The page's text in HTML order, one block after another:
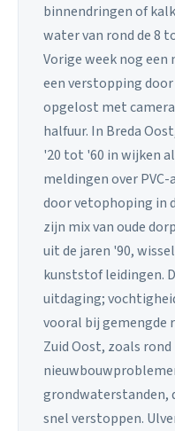
binnendringen of
water van rond de 8
Vorige week nog
een verstopping
opgelost met
halfuur. In Breda
'20 tot '60 in wijken
meldingen over
door vetophoping in
zijn mix van oude
uit de jaren '90,
kunststof leidingen.
uitdaging;
vooral bij gemengde
Zuid Oost, zoals
grondwaterstanden,
snel verstoppen.